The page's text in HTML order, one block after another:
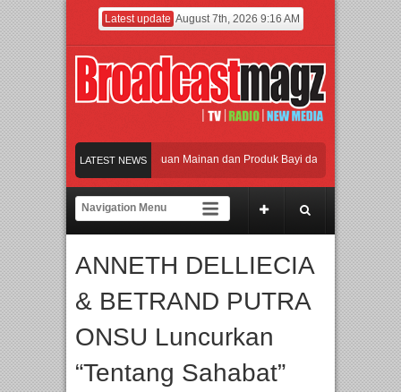
Latest update August 7th, 2026 9:16 AM
LATEST NEWS
Jakarta dengan Ribuan Mainan dan Produk Bayi dari Seluruh Dunia, IBTE
Gerbang Inovasi dan Peluang Bisnis Industri Gifts dan Housewares Asia
Perpaduan Warisan Dan Semangat Lokal, BIRKENSTOCK INDONESIA
Jakarta dengan Ribuan Mainan dan Produk Bayi dari Seluruh Dunia, IBTE
ANNETH DELLIECIA
& BETRAND PUTRA
ONSU Luncurkan
“Tentang Sahabat”